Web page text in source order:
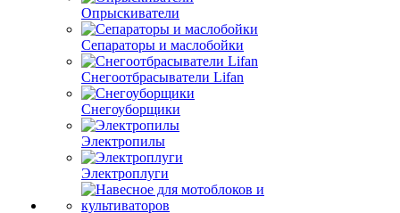
Опрыскиватели
Сепараторы и маслобойки
Снегоотбрасыватели Lifan
Снегоуборщики
Электропилы
Электроплуги